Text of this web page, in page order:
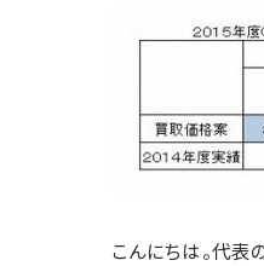
こんにちは。代表